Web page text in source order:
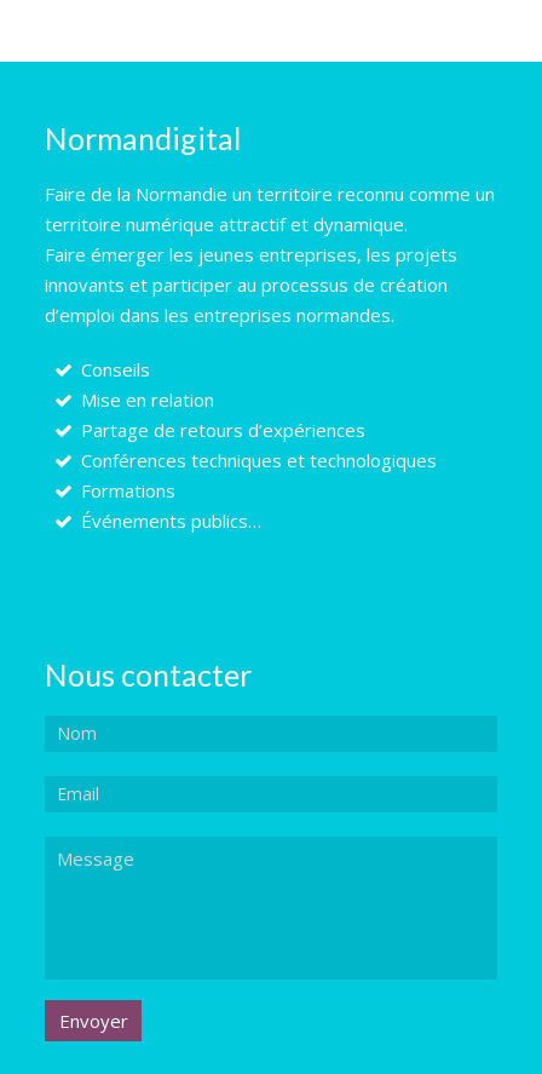
Normandigital
Faire de la Normandie un territoire reconnu comme un
territoire numérique attractif et dynamique.
Faire émerger les jeunes entreprises, les projets
innovants et participer au processus de création
d’emploi dans les entreprises normandes.
Conseils
Mise en relation
Partage de retours d’expériences
Conférences techniques et technologiques
Formations
Événements publics…
Nous contacter